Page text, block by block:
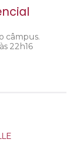
câmpus.
22h16